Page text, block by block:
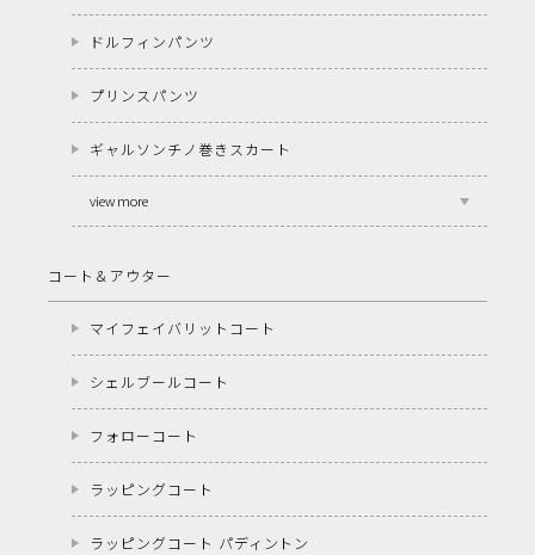
ドルフィンパンツ
プリンスパンツ
ギャルソンチノ巻きスカート
view more
コート＆アウター
マイフェイバリットコート
シェルブールコート
フォローコート
ラッピングコート
ラッピングコート パディントン